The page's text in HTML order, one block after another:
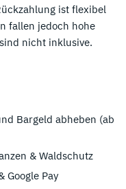
ist flexibel
fallen jedoch hohe
nicht inklusive.
Bargeld abheben (ab
& Waldschutz
Google Pay